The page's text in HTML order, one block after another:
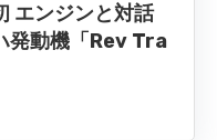
エンジンと対話
発動機「Rev Tra